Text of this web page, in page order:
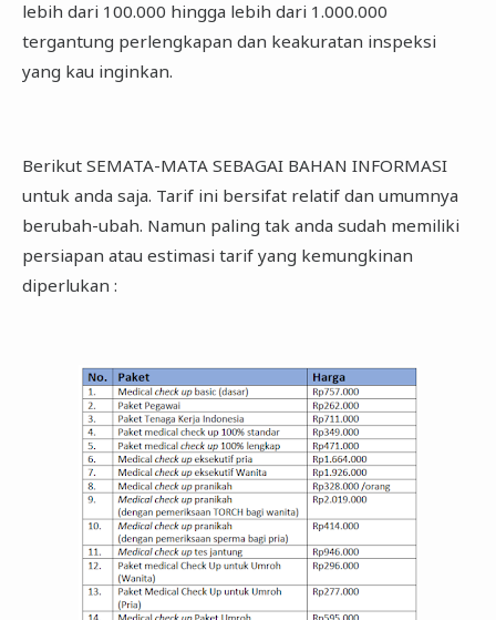
lebih dari 100.000 hingga lebih dari 1.000.000
tergantung perlengkapan dan keakuratan inspeksi
yang kau inginkan.
Berikut SEMATA-MATA SEBAGAI BAHAN INFORMASI
untuk anda saja. Tarif ini bersifat relatif dan umumnya
berubah-ubah. Namun paling tak anda sudah memiliki
persiapan atau estimasi tarif yang kemungkinan
diperlukan :